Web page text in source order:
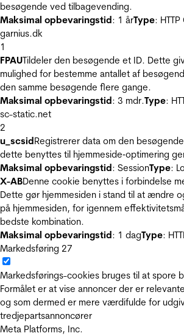
besøgende ved tilbagevending.
Maksimal opbevaringstid: 1 årType:
garnius.dk
1
FPAUTildeler den besøgende et ID. Dette
mulighed for bestemme antallet af
den samme besøgende flere gange.
Maksimal opbevaringstid: 3 mdr.Type:
sc-static.net
2
u_scsidRegistrerer data om den
dette benyttes til hjemmeside‐optimering
Maksimal opbevaringstid: SessionType:
X-ABDenne cookie benyttes i forbindelse
Dette gør hjemmesiden i stand til at ændre
på hjemmesiden, for igennem
bedste kombination.
Maksimal opbevaringstid: 1 dagType:
Markedsføring 27
Markedsførings-cookies bruges til at spore
Formålet er at vise annoncer der er
og som dermed er mere værdifulde for
tredjepartsannoncører
Meta Platforms, Inc.